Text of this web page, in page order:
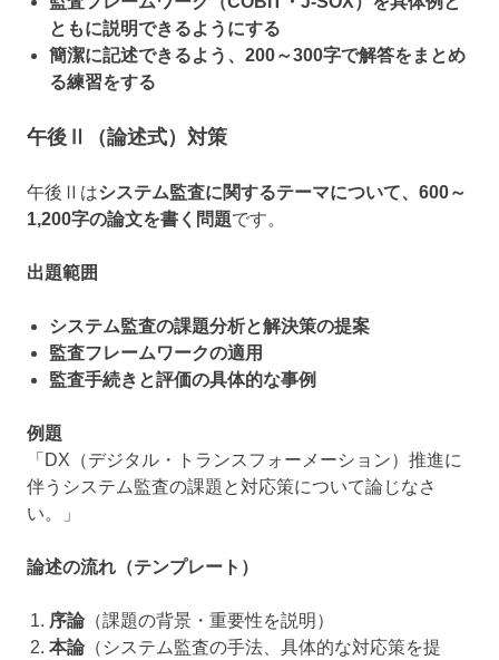
ともに説明できるようにする
簡潔に記述できるよう、200～300字で解答をまとめ
る練習をする
午後Ⅱ（論述式）対策
午後Ⅱはシステム監査に関するテーマについて、600～
1,200字の論文を書く問題です。
出題範囲
システム監査の課題分析と解決策の提案
監査フレームワークの適用
監査手続きと評価の具体的な事例
例題
「DX（デジタル・トランスフォーメーション）推進に
伴うシステム監査の課題と対応策について論じなさ
い。」
論述の流れ（テンプレート）
序論（課題の背景・重要性を説明）
本論（システム監査の手法、具体的な対応策を提